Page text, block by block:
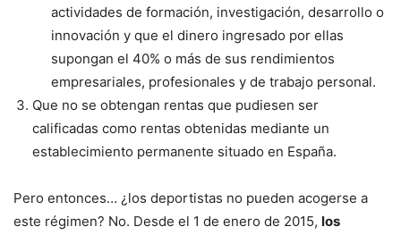
actividades de formación, investigación, desarrollo o
innovación y que el dinero ingresado por ellas
supongan el 40% o más de sus rendimientos
empresariales, profesionales y de trabajo personal.
Que no se obtengan rentas que pudiesen ser
calificadas como rentas obtenidas mediante un
establecimiento permanente situado en España.
Pero entonces… ¿los deportistas no pueden acogerse a
este régimen? No. Desde el 1 de enero de 2015, los